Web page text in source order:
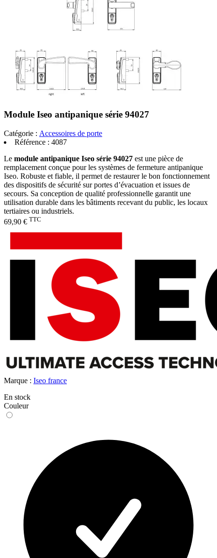
Module Iseo antipanique série 94027
Catégorie : Accessoires de porte
Référence : 4087
Le module antipanique Iseo série 94027 est une pièce de
remplacement conçue pour les systèmes de fermeture antipanique
Iseo. Robuste et fiable, il permet de restaurer le bon fonctionnement
des dispositifs de sécurité sur portes d’évacuation et issues de
secours. Sa conception de qualité professionnelle garantit une
utilisation durable dans les bâtiments recevant du public, les locaux
tertiaires ou industriels.
69,90 € TTC
Marque : Iseo france
En stock
Couleur